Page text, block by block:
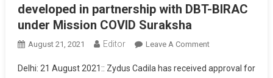
developed in partnership with DBT-BIRAC
under Mission COVID Suraksha
August 21, 2021 Editor Leave A CommentOn World’s 1st
Vaccine
Delhi: 21 August 2021:: Zydus Cadila has received approval for